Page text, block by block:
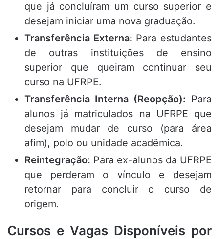
que já concluíram um curso superior e
desejam iniciar uma nova graduação.
Transferência Externa: Para estudantes
de outras instituições de ensino
superior que queiram continuar seu
curso na UFRPE.
Transferência Interna (Reopção): Para
alunos já matriculados na UFRPE que
desejam mudar de curso (para área
afim), polo ou unidade acadêmica.
Reintegração: Para ex-alunos da UFRPE
que perderam o vínculo e desejam
retornar para concluir o curso de
origem.
Cursos e Vagas Disponíveis por